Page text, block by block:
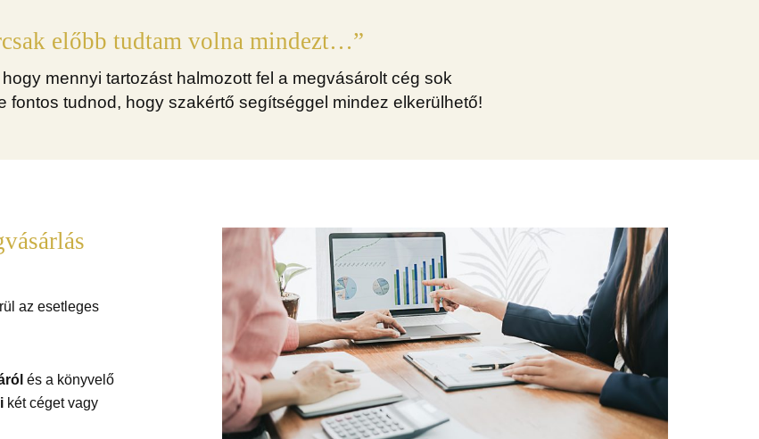
előbb tudtam volna mindezt…”
mennyi tartozást halmozott fel a megvásárolt cég sok
fontos tudnod, hogy szakértő segítséggel mindez elkerülhető!
az esetleges
és a könyvelő
két céget vagy